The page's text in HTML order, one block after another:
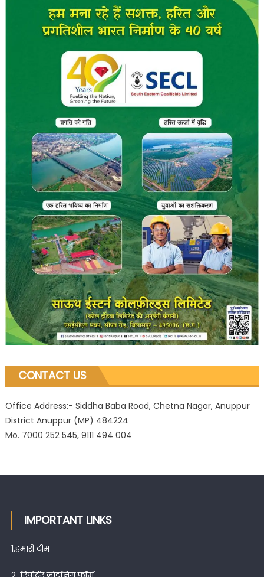
CONTACT US
Office Address:- Siddha Baba Road, Chetna Nagar, Anuppur
District Anuppur (MP) 484224
Mo. 7000 252 545, 9111 494 004
IMPORTANT LINKS
1.हमारी टीम